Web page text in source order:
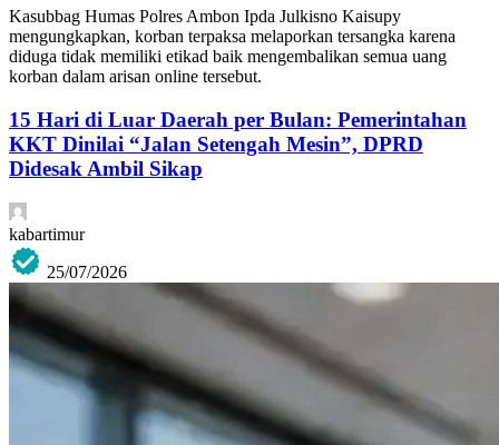
Kasubbag Humas Polres Ambon Ipda Julkisno Kaisupy
mengungkapkan, korban terpaksa melaporkan tersangka karena
diduga tidak memiliki etikad baik mengembalikan semua uang
korban dalam arisan online tersebut.
15 Hari di Luar Daerah per Bulan: Pemerintahan
KKT Dinilai “Jalan Setengah Mesin”, DPRD
Didesak Ambil Sikap
kabartimur
25/07/2026